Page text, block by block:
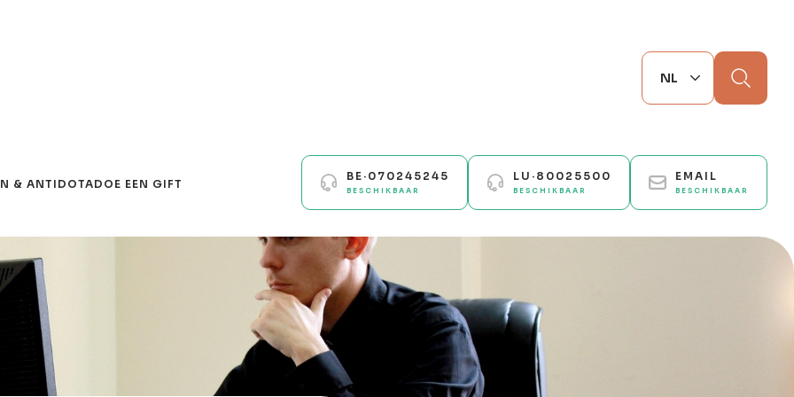
Zoek
& ANTIDOTADOE EEN GIFT
BE·070245245
BESCHIKBAAR
LU·80025500
BESCHIKBAAR
EMAIL
BESCHIKBAAR